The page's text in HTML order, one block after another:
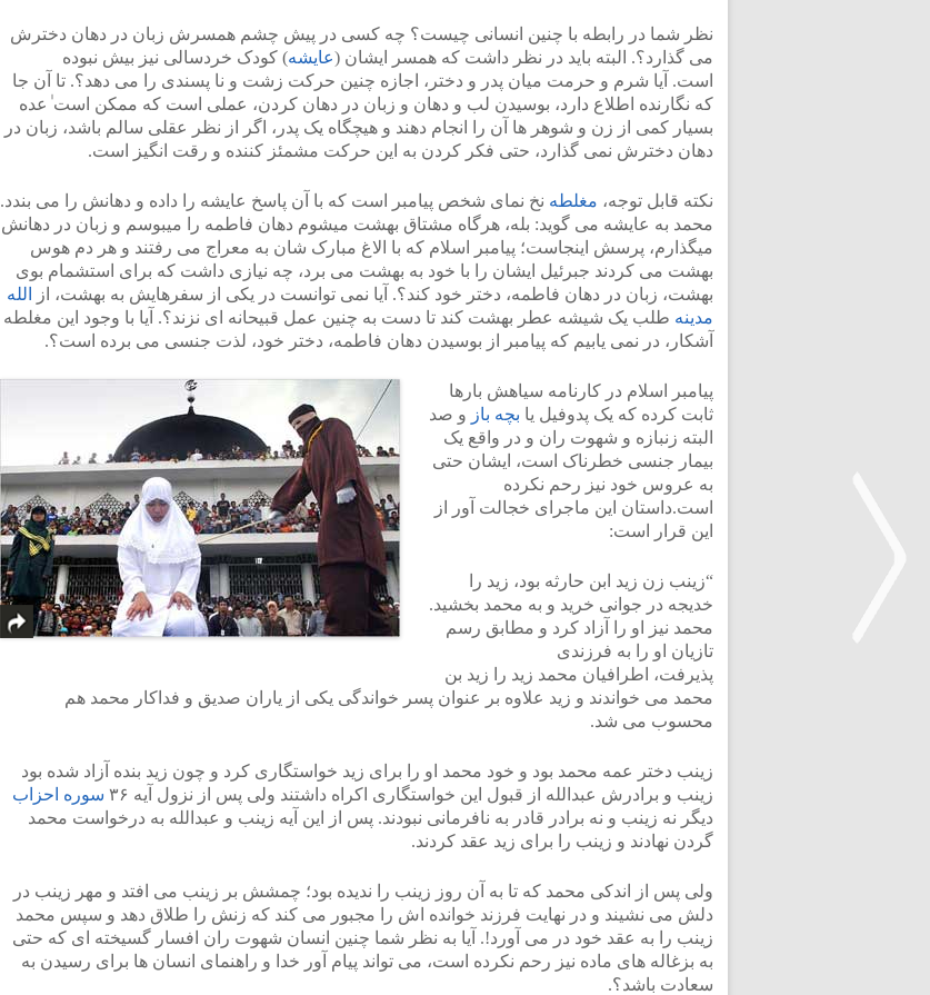
نظر شما در رابطه با چنین انسانی چیست؟ چه کسی در پیش چشم همسرش زبان در دهان دخترش
می گذارد؟. البته باید در نظر داشت که همسر ایشان (عایشه) کودک خردسالی نیز بیش نبوده
است. آیا شرم و حرمت میان پدر و دختر، اجازه چنین حرکت زشت و نا پسندی را می دهد؟. تا آن جا
که نگارنده اطلاع دارد، بوسیدن لب و دهان و زبان در دهان کردن، عملی است که ممکن است ٰعده
بسیار کمی از زن و شوهر ها آن را انجام دهند و هیچگاه یک پدر، اگر از نظر عقلی سالم باشد، زبان در
دهان دخترش نمی گذارد، حتی فکر کردن به این حرکت مشمئز کننده و رقت انگیز است.
نکته قابل توجه، مغلطه نخ نمای شخص پیامبر است که با آن پاسخ عایشه را داده و دهانش را می بندد.
محمد به عایشه می گوید: بله، هرگاه مشتاق بهشت میشوم دهان فاطمه را میبوسم و زبان در دهانش
میگذارم، پرسش اینجاست؛ پیامبر اسلام که با الاغ مبارک شان به معراج می رفتند و هر دم هوس
بهشت می کردند جبرئیل ایشان را با خود به بهشت می برد، چه نیازی داشت که برای استشمام بوی
بهشت، زبان در دهان فاطمه، دختر خود کند؟. آیا نمی توانست در یکی از سفرهایش به بهشت، از
الله
مدینه طلب یک شیشه عطر بهشت کند تا دست به چنین عمل قبیحانه ای نزند؟. آیا با وجود این مغلطه
آشکار، در نمی یابیم که پیامبر از بوسیدن دهان فاطمه، دختر خود، لذت جنسی می برده است؟.
پیامبر اسلام در کارنامه سیاهش بارها
ثابت کرده که یک پدوفیل یا بچه باز و صد
البته زنبازه و شهوت ران و در واقع یک
بیمار جنسی خطرناک است، ایشان حتی
به عروس خود نیز رحم نکرده
است.داستان این ماجرای خجالت آور از
این قرار است:
“زینب زن زید ابن حارثه بود، زید را
خدیجه در جوانی خرید و به محمد بخشید.
محمد نیز او را آزاد کرد و مطابق رسم
تازیان او را به فرزندی
پذیرفت، اطرافیان محمد زید را زید بن
محمد می خواندند و زید علاوه بر عنوان پسر خواندگی یکی از یاران صدیق و فداکار محمد هم
محسوب می شد.
زینب دختر عمه محمد بود و خود محمد او را برای زید خواستگاری کرد و چون زید بنده آزاد شده بود
زینب و برادرش عبدالله از قبول این خواستگاری اکراه داشتند ولی پس از نزول آیه ۳۶
سوره احزاب
دیگر نه زینب و نه برادر قادر به نافرمانی نبودند. پس از این آیه زینب و عبدالله به درخواست محمد
گردن نهادند و زینب را برای زید عقد کردند.
ولی پس از اندکی محمد که تا به آن روز زینب را ندیده بود؛ چمشش بر زینب می افتد و مهر زینب در
دلش می نشیند و در نهایت فرزند خوانده اش را مجبور می کند که زنش را طلاق دهد و سپس محمد
زینب را به عقد خود در می آورد!. آیا به نظر شما چنین انسان شهوت ران افسار گسیخته ای که حتی
به بزغاله های ماده نیز رحم نکرده است، می تواند پیام آور خدا و راهنمای انسان ها برای رسیدن به
سعادت باشد؟.